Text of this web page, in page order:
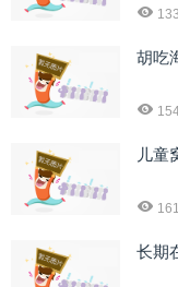
133
胡吃
儿童
161
长期